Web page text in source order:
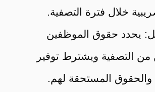
خلال فترة التصفية.
يحدد حقوق الموظفين
من التصفية ويشترط توفير
والحقوق المستحقة لهم.